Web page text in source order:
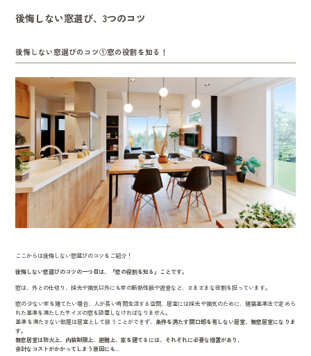
後悔しない窓選び、3つのコツ
後悔しない窓選びのコツ①窓の役割を知る！
ここからは後悔しない窓選びのコツをご紹介！
後悔しない窓選びのコツの一つ目は、『窓の役割を知る』ことです。
窓は、外との仕切り、採光や換気以外にも家の断熱性能や遮音など、さまざまな役割を担っています。
窓の少ない家を建てたい場合、人が長い時間生活する空間、居室には採光や換気のために、建築基準法で定めら
れた基準を満たしたサイズの窓を設置しなければなりません。
基準を満たさない部屋は居室として扱うことができず、 条件を満たす開口部を有しない居室、無窓居室になりま
す。
無窓居室は防火上、内装制限上、避難上、家を建てるには、それぞれに必要な措置があり、
余計なコストがかかってしまう原因にも...